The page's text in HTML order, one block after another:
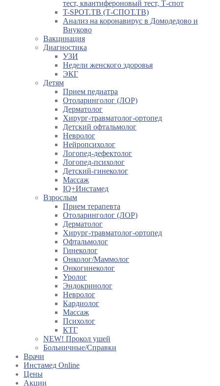
тест, квантифероновый тест, Т-спот
T-SPOT.TB (Т-СПОТ.ТВ)
Анализ на коронавирус в Домодедово и
Внуково
Вакцинация
Диагностика
УЗИ
Недели женского здоровья
ЭКГ
Детям
Прием педиатра
Отоларинголог (ЛОР)
Дерматолог
Хирург-травматолог-ортопед
Детский офтальмолог
Невролог
Нейропсихолог
Логопед-дефектолог
Логопед-психолог
Детский-гинеколог
Массаж
IQ+Инстамед
Взрослым
Прием терапевта
Отоларинголог (ЛОР)
Дерматолог
Хирург-травматолог-ортопед
Офтальмолог
Гинеколог
Онколог/Маммолог
Онкогинеколог
Уролог
Эндокринолог
Невролог
Кардиолог
Массаж
Психолог
КТГ
NEW! Прокол ушей
Больничные/Справки
Врачи
Инстамед Online
Цены
Акции